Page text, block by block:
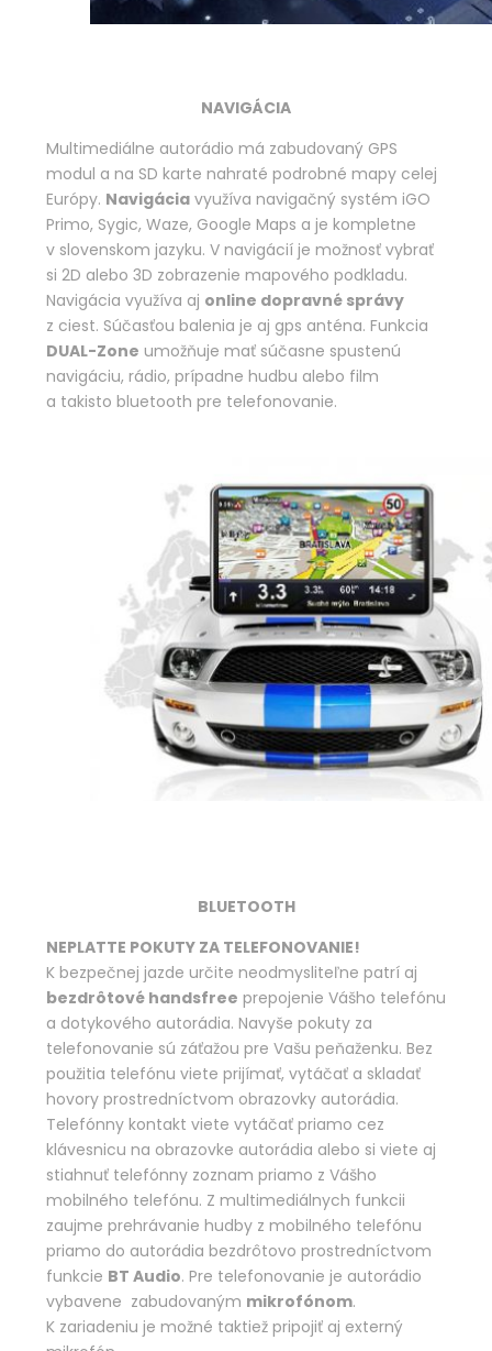
NAVIGÁCIA
Multimediálne autorádio má zabudovaný GPS
modul a na SD karte nahraté podrobné mapy celej
Európy. Navigácia využíva navigačný systém iGO
Primo, Sygic, Waze, Google Maps a je kompletne
v slovenskom jazyku. V navigácií je možnosť vybrať
si 2D alebo 3D zobrazenie mapového podkladu.
Navigácia využíva aj online dopravné správy
z ciest. Súčasťou balenia je aj gps anténa. Funkcia
DUAL-Zone umožňuje mať súčasne spustenú
navigáciu, rádio, prípadne hudbu alebo film
a takisto bluetooth pre telefonovanie.
BLUETOOTH
NEPLATTE POKUTY ZA TELEFONOVANIE!
K bezpečnej jazde určite neodmysliteľne patrí aj
bezdrôtové handsfree prepojenie Vášho telefónu
a dotykového autorádia. Navyše pokuty za
telefonovanie sú záťažou pre Vašu peňaženku. Bez
použitia telefónu viete prijímať, vytáčať a skladať
hovory prostredníctvom obrazovky autorádia.
Telefónny kontakt viete vytáčať priamo cez
klávesnicu na obrazovke autorádia alebo si viete aj
stiahnuť telefónny zoznam priamo z Vášho
mobilného telefónu. Z multimediálnych funkcii
zaujme prehrávanie hudby z mobilného telefónu
priamo do autorádia bezdrôtovo prostredníctvom
funkcie BT Audio. Pre telefonovanie je autorádio
vybavene zabudovaným mikrofónom.
K zariadeniu je možné taktiež pripojiť aj externý